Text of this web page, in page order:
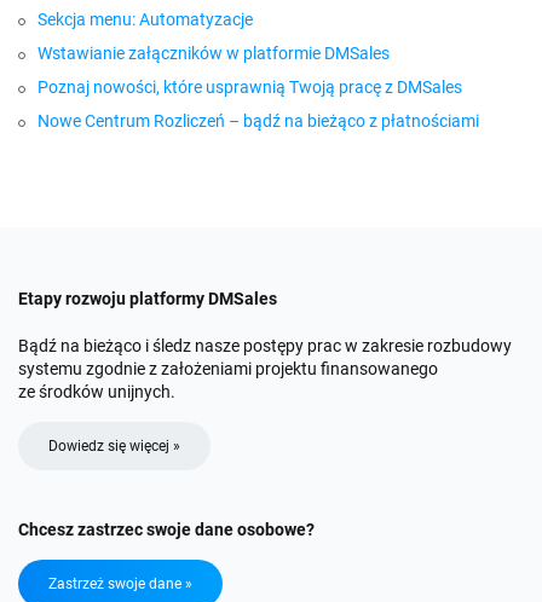
Sekcja menu: Automatyzacje
Wstawianie załączników w platformie DMSales
Poznaj nowości, które usprawnią Twoją pracę z DMSales
Nowe Centrum Rozliczeń – bądź na bieżąco z płatnościami
Etapy rozwoju platformy DMSales
Bądź na bieżąco i śledz nasze postępy prac w zakresie rozbudowy
systemu zgodnie z założeniami projektu finansowanego
ze środków unijnych.
Dowiedz się więcej »
Chcesz zastrzec swoje dane osobowe?
Zastrzeż swoje dane »